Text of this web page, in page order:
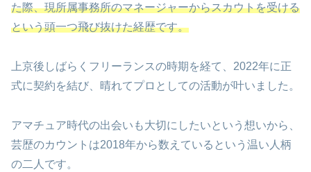
た際、現所属事務所のマネージャーからスカウトを受ける
という頭一つ飛び抜けた経歴です。
上京後しばらくフリーランスの時期を経て、2022年に正
式に契約を結び、晴れてプロとしての活動が叶いました。
アマチュア時代の出会いも大切にしたいという想いから、
芸歴のカウントは2018年から数えているという温い人柄
の二人です。